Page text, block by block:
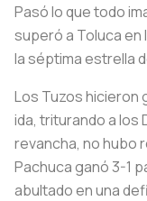
Pasó lo que todo
superó a Toluca en
la séptima estrella
Los Tuzos hicieron
ida, triturando a los
revancha, no hubo
Pachuca ganó 3-1
abultado en una